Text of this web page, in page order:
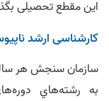
این مقطع تحصیلی
کارشناسی ارشد
سازمان سنجش هر
به رشته‌هاي